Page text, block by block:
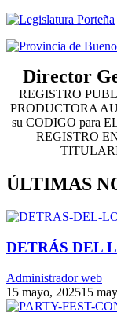
Director
REGISTRO
PRODUCTORA
su CODIGO para
REGISTRO
ÚLTIMAS
DETRÁS DEL
Administrador web
15 mayo, 202515